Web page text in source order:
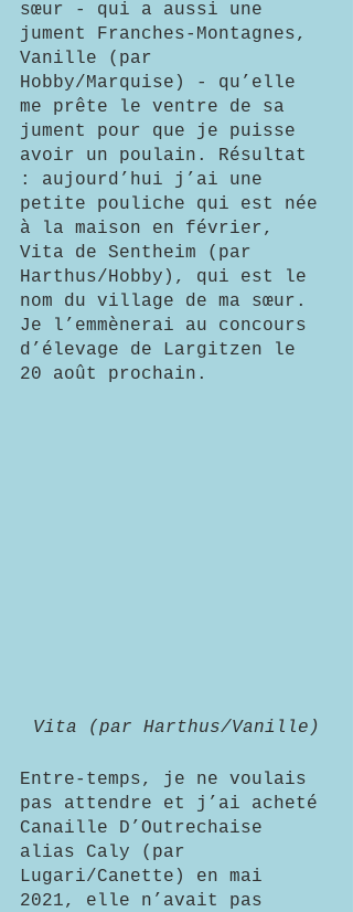
sœur - qui a aussi une
jument Franches-Montagnes,
Vanille (par
Hobby/Marquise) - qu’elle
me prête le ventre de sa
jument pour que je puisse
avoir un poulain. Résultat
: aujourd’hui j’ai une
petite pouliche qui est née
à la maison en février,
Vita de Sentheim (par
Harthus/Hobby), qui est le
nom du village de ma sœur.
Je l’emmènerai au concours
d’élevage de Largitzen le
20 août prochain.
Vita (par Harthus/Vanille)
Entre-temps, je ne voulais
pas attendre et j’ai acheté
Canaille D’Outrechaise
alias Caly (par
Lugari/Canette) en mai
2021, elle n’avait pas